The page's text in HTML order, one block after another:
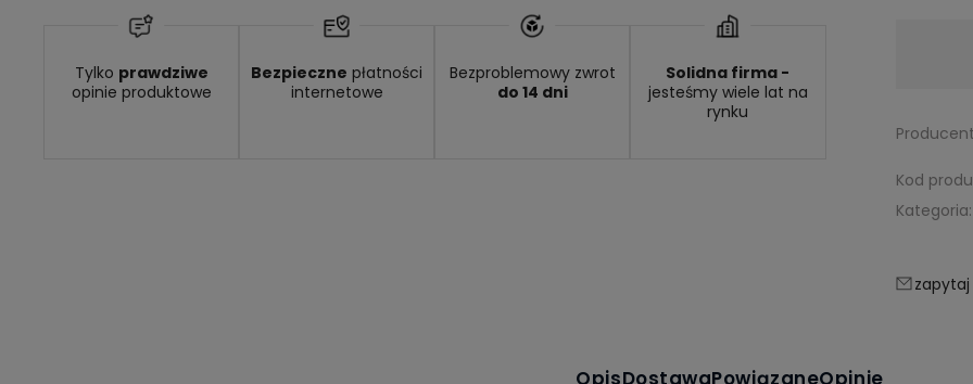
Tylko prawdziwe
opinie produktowe
Bezpieczne płatności
internetowe
Bezproblemowy zwrot
do 14 dni
Solidna firma -
jesteśmy wiele lat na
rynku
Kod
Kategoria:
OpisDostawaPowiązaneOpinie